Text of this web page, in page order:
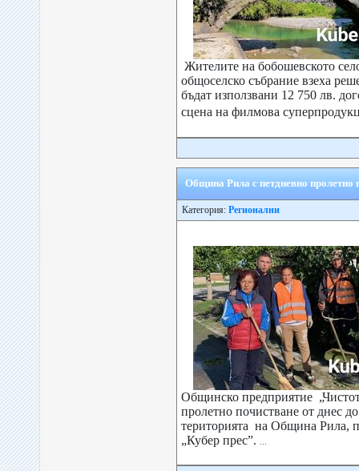
Жителите на бобошевското
общоселско събрание взеха
бъдат използвани 12 750 лв.
сцена на филмова
Община Рила с петдневно пролетно
Категория: Регионални
Общинско предприятие
пролетно почистване от днес
територията на Община Рила,
„Кубер прес”.